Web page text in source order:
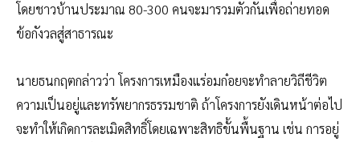
โดยชาวบ้านประมาณ 80-300 คนจะมารวมตัวกันเพื่อถ่ายทอด
ข้อกังวลสู่สาธารณะ
นายธนกฤตกล่าวว่า โครงการเหมืองแร่อมก๋อยจะทำลายวิถีชีวิต
ความเป็นอยู่และทรัพยากรธรรมชาติ ถ้าโครงการยังเดินหน้าต่อไป
จะทำให้เกิดการละเมิดสิทธิ์โดยเฉพาะสิทธิขั้นพื้นฐาน เช่น การอยู่